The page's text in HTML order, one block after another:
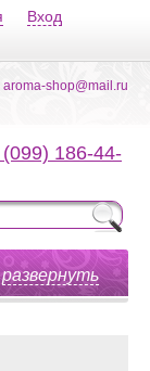
Вход
186-44-
aroma-shop@mail.ru
развернуть